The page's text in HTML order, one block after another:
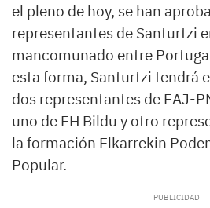
el pleno de hoy, se han
representantes de Santurtzi
mancomunado entre
esta forma, Santurtzi tendrá
dos representantes de EAJ-
uno de EH Bildu y otro
la formación Elkarrekin
Popular.